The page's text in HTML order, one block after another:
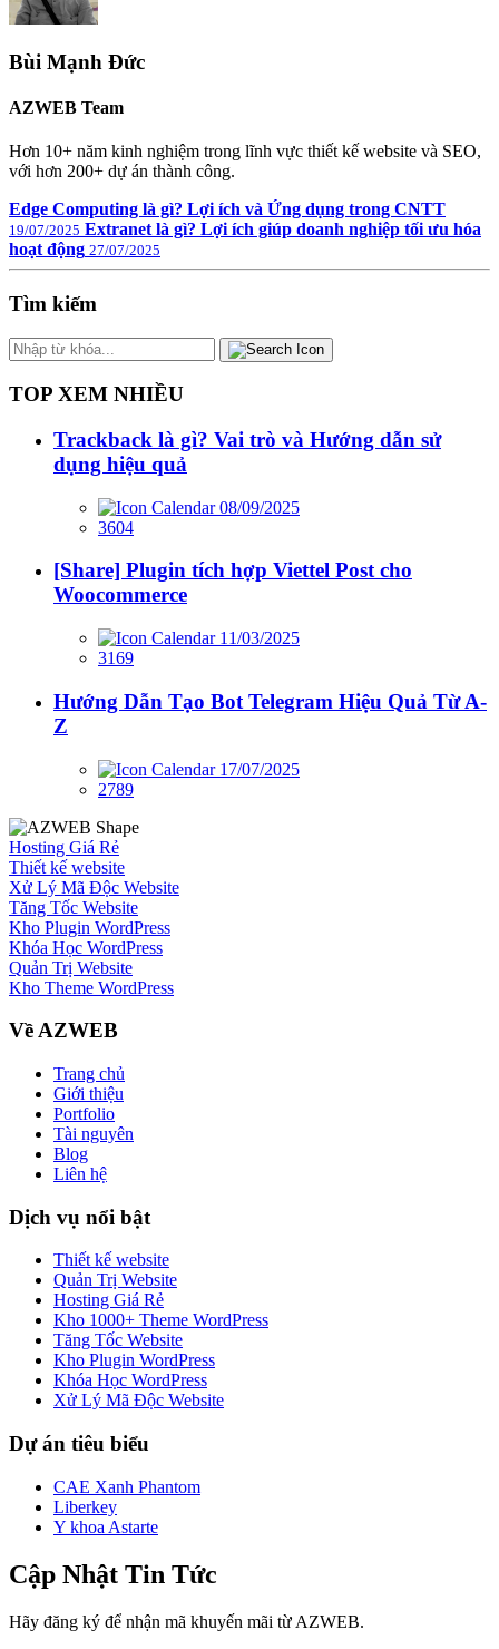
Bùi Mạnh Đức
AZWEB Team
Hơn 10+ năm kinh nghiệm trong lĩnh vực thiết kế website và SEO,
với hơn 200+ dự án thành công.
Edge Computing là gì? Lợi ích và Ứng dụng trong CNTT
19/07/2025 Extranet là gì? Lợi ích giúp doanh nghiệp tối ưu hóa
hoạt động 27/07/2025
Tìm kiếm
TOP XEM NHIỀU
Trackback là gì? Vai trò và Hướng dẫn sử
dụng hiệu quả
08/09/2025
3604
[Share] Plugin tích hợp Viettel Post cho
Woocommerce
11/03/2025
3169
Hướng Dẫn Tạo Bot Telegram Hiệu Quả Từ A-
Z
17/07/2025
2789
Hosting Giá Rẻ
Thiết kế website
Xử Lý Mã Độc Website
Tăng Tốc Website
Kho Plugin WordPress
Khóa Học WordPress
Quản Trị Website
Kho Theme WordPress
Về AZWEB
Trang chủ
Giới thiệu
Portfolio
Tài nguyên
Blog
Liên hệ
Dịch vụ nổi bật
Thiết kế website
Quản Trị Website
Hosting Giá Rẻ
Kho 1000+ Theme WordPress
Tăng Tốc Website
Kho Plugin WordPress
Khóa Học WordPress
Xử Lý Mã Độc Website
Dự án tiêu biểu
CAE Xanh Phantom
Liberkey
Y khoa Astarte
Cập Nhật Tin Tức
Hãy đăng ký để nhận mã khuyến mãi từ AZWEB.